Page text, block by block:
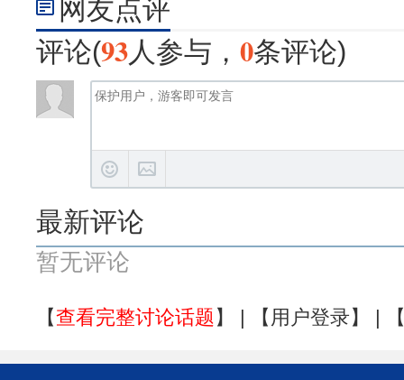
网友点评
评论(93人参与， 0条评论)
最新评论
暂无评论
【查看完整讨论话题】 | 【 用户登录】 |